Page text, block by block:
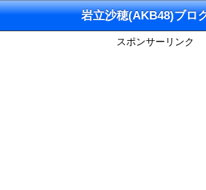
岩立沙穂(AKB48)ブロ
スポンサーリンク